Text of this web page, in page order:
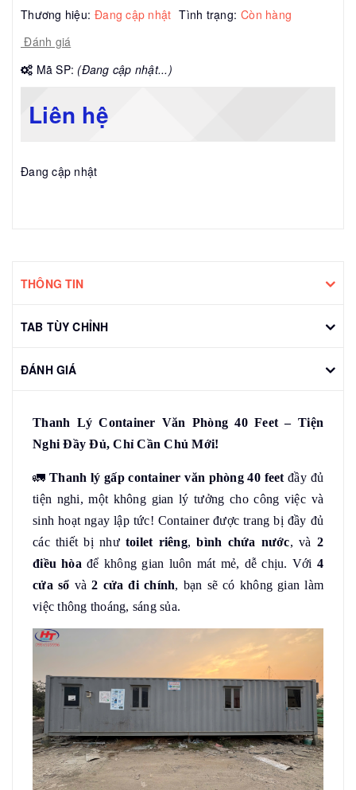
Thương hiệu: Đang cập nhật Tình trạng: Còn hàng
Đánh giá
Mã SP: (Đang cập nhật...)
Liên hệ
Đang cập nhật
THÔNG TIN
TAB TÙY CHỈNH
ĐÁNH GIÁ
Thanh Lý Container Văn Phòng 40 Feet – Tiện
Nghi Đầy Đủ, Chỉ Cần Chủ Mới!
🚛 Thanh lý gấp container văn phòng 40 feet đầy đủ
tiện nghi, một không gian lý tưởng cho công việc và
sinh hoạt ngay lập tức! Container được trang bị đầy đủ
các thiết bị như toilet riêng,bình chứa nước, và 2
điều hòađể không gian luôn mát mẻ, dễ chịu. Với 4
cửa sổ và2 cửa đi chính, bạn sẽ có không gian làm
việc thông thoáng, sáng sủa.